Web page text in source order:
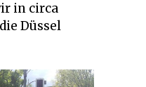
in circa
Düssel